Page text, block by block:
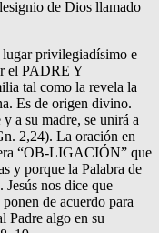
de Dios llamado
privilegiadísimo e
el PADRE Y
tal como la revela la
Es de origen divino.
a su madre, se unirá a
2,24). La oración en
“OB-LIGACIÓN” que
y porque la Palabra de
nos dice que
de acuerdo para
Padre algo en su